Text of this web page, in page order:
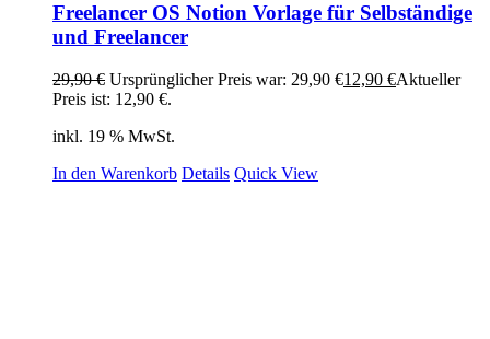
Freelancer OS Notion Vorlage für Selbständige
und Freelancer
29,90€ Ursprünglicher Preis war: 29,90 €12,90 €Aktueller
Preis ist: 12,90 €.
inkl. 19 % MwSt.
In den Warenkorb Details Quick View